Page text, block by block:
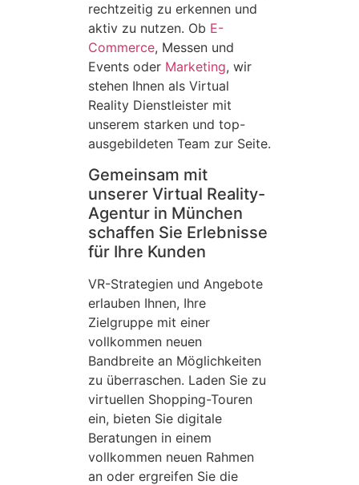
rechtzeitig zu erkennen und
aktiv zu nutzen. Ob E-
Commerce, Messen und
Events oder Marketing, wir
stehen Ihnen als Virtual
Reality Dienstleister mit
unserem starken und top-
ausgebildeten Team zur Seite.
Gemeinsam mit
unserer Virtual Reality-
Agentur in München
schaffen Sie Erlebnisse
für Ihre Kunden
VR-Strategien und Angebote
erlauben Ihnen, Ihre
Zielgruppe mit einer
vollkommen neuen
Bandbreite an Möglichkeiten
zu überraschen. Laden Sie zu
virtuellen Shopping-Touren
ein, bieten Sie digitale
Beratungen in einem
vollkommen neuen Rahmen
an oder ergreifen Sie die